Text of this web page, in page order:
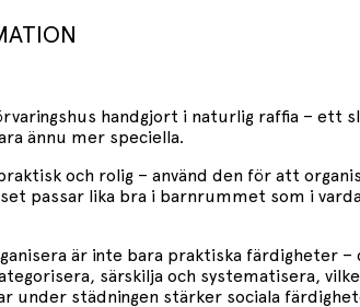
handgjort i naturlig raffia – ett
ännu mer speciella.
och rolig – använd den för att
passar lika bra i barnrummet som i
är inte bara praktiska färdigheter
särskilja och systematisera,
under städningen stärker sociala